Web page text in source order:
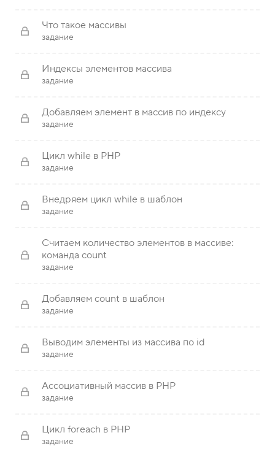
Что такое массивы
задание
Индексы элементов массива
задание
Добавляем элемент в массив по индексу
задание
Цикл while в PHP
задание
Внедряем цикл while в шаблон
задание
Считаем количество элементов в массиве:
команда count
задание
Добавляем count в шаблон
задание
Выводим элементы из массива по id
задание
Ассоциативный массив в PHP
задание
Цикл foreach в PHP
задание